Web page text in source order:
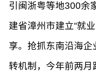
引闽浙粤等地300余
建省漳州市建立“就
享。抢抓东南沿海企
转机制，今年前两月